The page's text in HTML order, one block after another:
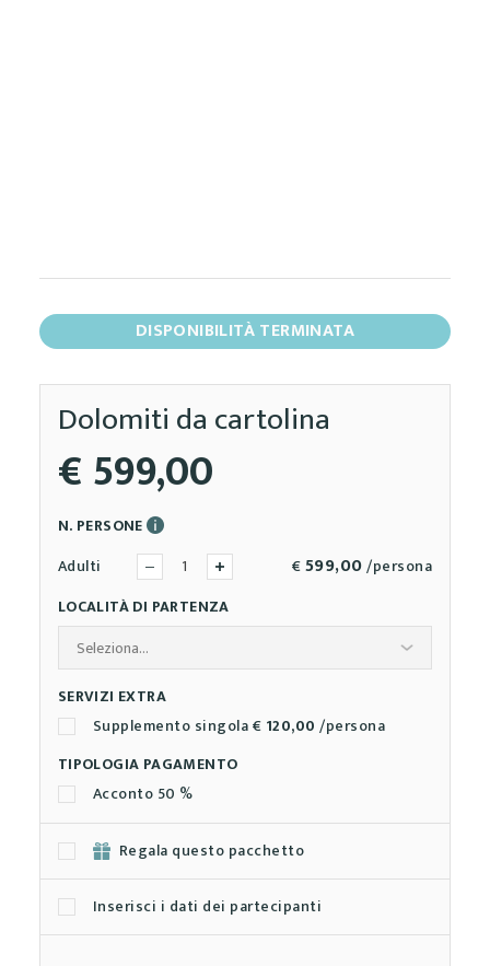
DISPONIBILITÀ TERMINATA
Dolomiti da cartolina
€ 599,00
N. PERSONE
Adulti
€599,00/persona
LOCALITÀ DI PARTENZA
SERVIZI EXTRA
Supplemento singola € 120,00 /persona
TIPOLOGIA PAGAMENTO
Acconto 50 %
Regala questo pacchetto
Inserisci i dati dei partecipanti